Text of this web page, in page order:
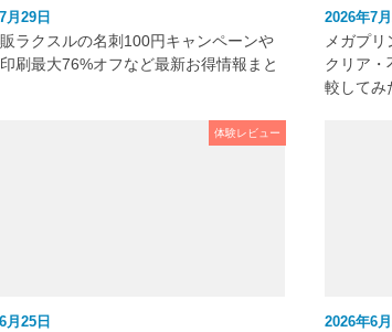
月29日
ラクスルの名刺100円キャンペーンや
刷最大76%オフなど最新お得情報まと
2026年7
メガプ
クリア・
較してみ
体験レビュー
月25日 2026年6